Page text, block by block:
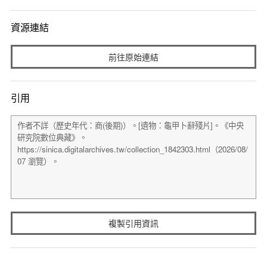
資源連結
前往原始連結
引用
複製引用資訊